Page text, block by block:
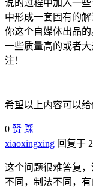
说的过程中加入一
中形成一套固有的
你这个自媒体出品
一些质量高的或者
注！
希望以上内容可以给
0 赞 踩
xiaoxingxing 回复于
这个问题很难答复
不同，制法不同，